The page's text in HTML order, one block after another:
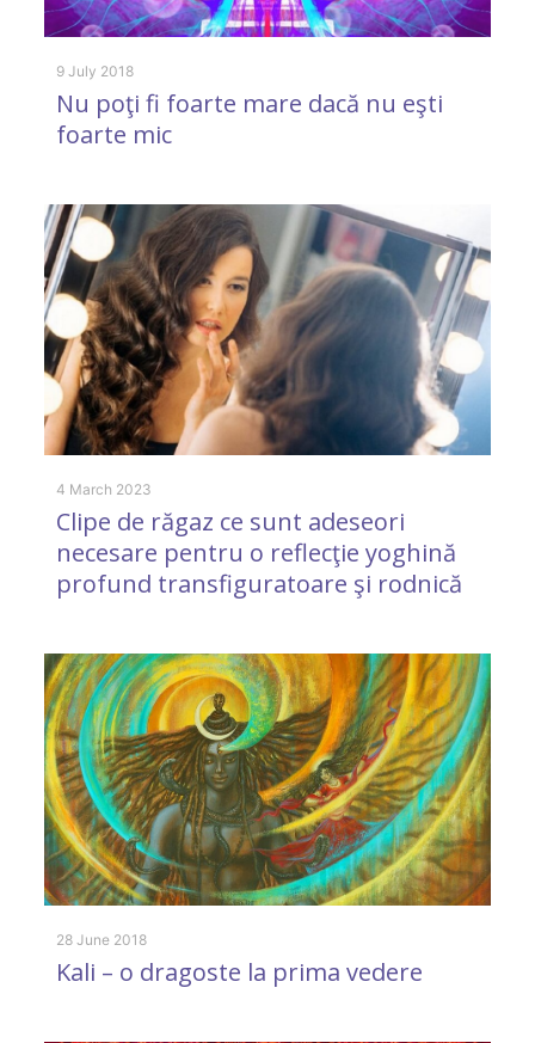
9 July 2018
Nu poţi fi foarte mare dacă nu eşti
foarte mic
4 March 2023
Clipe de răgaz ce sunt adeseori
necesare pentru o reflecţie yoghină
profund transfiguratoare şi rodnică
28 June 2018
Kali – o dragoste la prima vedere